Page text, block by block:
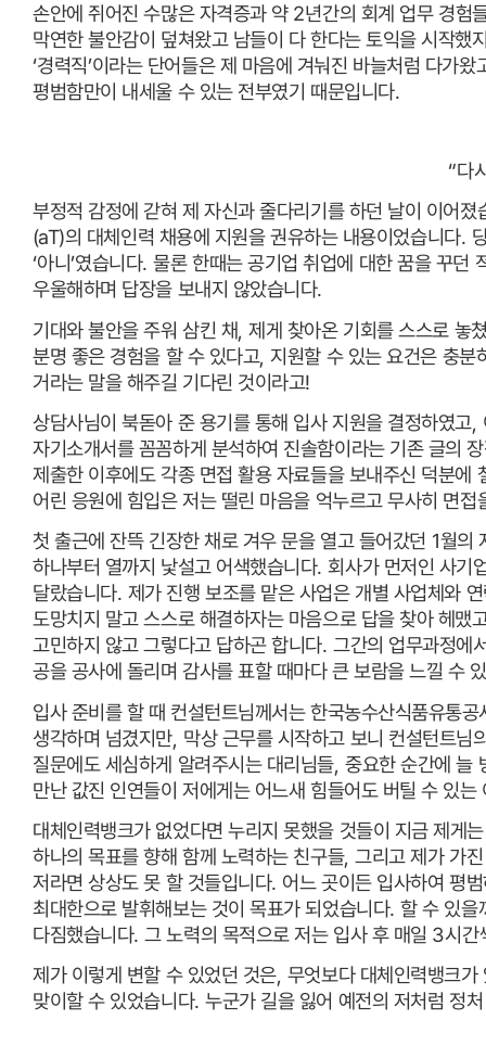
손안에 쥐어진 수많은 자격증과 약 2년간의 회계 업무 경험
막연한 불안감이 덮쳐왔고 남들이 다 한다는 토익을 시작했
‘경력직’이라는 단어들은 제 마음에 겨눠진 바늘처럼 다가왔
평범함만이 내세울 수 있는 전부였기 때문입니다.
“다
부정적 감정에 갇혀 제 자신과 줄다리기를 하던 날이 이어졌
(aT)의 대체인력 채용에 지원을 권유하는 내용이었습니다.
‘아니’였습니다.물론 한때는 공기업 취업에 대한 꿈을 꾸던
우울해하며 답장을 보내지 않았습니다.
기대와 불안을 주워 삼킨 채,제게 찾아온 기회를 스스로 놓
분명 좋은 경험을 할 수 있다고,지원할 수 있는 요건은 충분
거라는 말을 해주길 기다린 것이라고!
상담사님이 북돋아 준 용기를 통해 입사 지원을 결정하였고,
자기소개서를 꼼꼼하게 분석하여 진솔함이라는 기존 글의
제출한 이후에도 각종 면접 활용 자료들을 보내주신 덕분
어린 응원에 힘입은 저는 떨린 마음을 억누르고 무사히 면접
첫 출근에 잔뜩 긴장한 채로 겨우 문을 열고 들어갔던 1월의
하나부터 열까지 낯설고 어색했습니다.회사가 먼저인 사기
달랐습니다. 제가 진행 보조를 맡은 사업은 개별 사업체와
도망치지 말고 스스로 해결하자는 마음으로 답을 찾아 헤맸
고민하지 않고 그렇다고 답하곤 합니다.그간의 업무과정에
공을 공사에 돌리며 감사를 표할 때마다 큰 보람을 느낄 수
입사 준비를 할 때 컨설턴트님께서는 한국농수산식품유통공
생각하며 넘겼지만, 막상 근무를 시작하고 보니 컨설턴트님
질문에도 세심하게 알려주시는 대리님들,중요한 순간에 늘
만난 값진 인연들이 저에게는 어느새 힘들어도 버틸 수 있는
대체인력뱅크가 없었다면 누리지 못했을 것들이 지금 제게
하나의 목표를 향해 함께 노력하는 친구들,그리고 제가 가
저라면 상상도 못 할 것들입니다. 어느 곳이든 입사하여 평
최대한으로 발휘해보는 것이 목표가 되었습니다.할 수 있을
다짐했습니다.그 노력의 목적으로 저는 입사 후 매일 3시간
제가 이렇게 변할 수 있었던 것은, 무엇보다 대체인력뱅크
맞이할 수 있었습니다.누군가 길을 잃어 예전의 저처럼 정